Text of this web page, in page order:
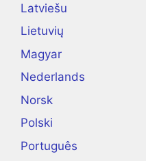
Latviešu
Lietuvių
Magyar
Nederlands
Norsk
Polski
Português